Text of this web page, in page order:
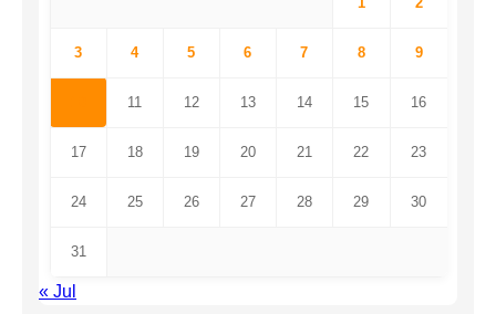
3 4 5 6 7 8 9
11 12 13 14 15 16
17 18 19 20 21 22 23
24 25 26 27 28 29 30
31
« Jul